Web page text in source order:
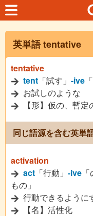
英単語 tentative
tentative
tent 「試す」 -ive
お試しのような
【形】仮の、暫定
同じ語源を含む英単
activation
act 「行動」 -ive
もの」
行動できるように
【名】活性化